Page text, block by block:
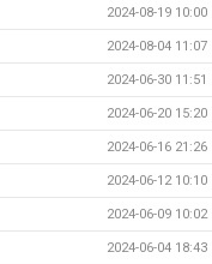
2024-08-19 10:00
2024-08-04 11:07
2024-06-30 11:51
2024-06-20 15:20
2024-06-16 21:26
2024-06-12 10:10
2024-06-09 10:02
2024-06-04 18:43